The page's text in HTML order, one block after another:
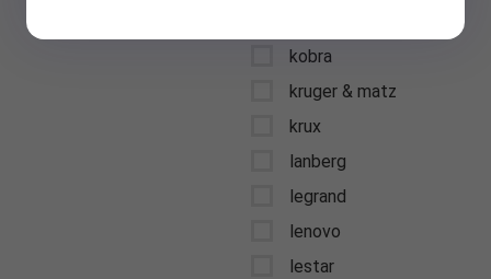
kobra
kruger & matz
krux
lanberg
legrand
lenovo
lestar